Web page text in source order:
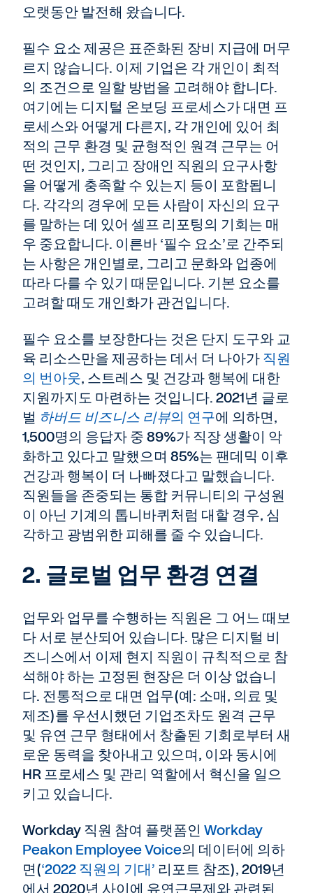
오랫동안 발전해 왔습니다.
필수 요소 제공은 표준화된 장비 지급에 머무
르지 않습니다. 이제 기업은 각 개인이 최적
의 조건으로 일할 방법을 고려해야 합니다.
여기에는 디지털 온보딩 프로세스가 대면 프
로세스와 어떻게 다른지, 각 개인에 있어 최
적의 근무 환경 및 균형적인 원격 근무는 어
떤 것인지, 그리고 장애인 직원의 요구사항
을 어떻게 충족할 수 있는지 등이 포함됩니
다. 각각의 경우에 모든 사람이 자신의 요구
를 말하는 데 있어 셀프 리포팅의 기회는 매
우 중요합니다. 이른바 ‘필수 요소’로 간주되
는 사항은 개인별로, 그리고 문화와 업종에
따라 다를 수 있기 때문입니다. 기본 요소를
고려할 때도 개인화가 관건입니다.
필수 요소를 보장한다는 것은 단지 도구와 교
육 리소스만을 제공하는 데서 더 나아가직원
의 번아웃, 스트레스 및 건강과 행복에 대한
지원까지도 마련하는 것입니다. 2021년 글로
벌 하버드 비즈니스 리뷰의 연구에 의하면,
1,500명의 응답자 중 89%가 직장 생활이 악
화하고 있다고 말했으며 85%는 팬데믹 이후
건강과 행복이 더 나빠졌다고 말했습니다.
직원들을 존중되는 통합 커뮤니티의 구성원
이 아닌 기계의 톱니바퀴처럼 대할 경우, 심
각하고 광범위한 피해를 줄 수 있습니다.
2. 글로벌 업무 환경 연결
업무와 업무를 수행하는 직원은 그 어느 때보
다 서로 분산되어 있습니다. 많은 디지털 비
즈니스에서 이제 현지 직원이 규칙적으로 참
석해야 하는 고정된 현장은 더 이상 없습니
다. 전통적으로 대면 업무(예: 소매, 의료 및
제조)를 우선시했던 기업조차도 원격 근무
및 유연 근무 형태에서 창출된 기회로부터 새
로운 동력을 찾아내고 있으며, 이와 동시에
HR 프로세스 및 관리 역할에서 혁신을 일으
키고 있습니다.
Workday 직원 참여 플랫폼인 Workday
Peakon Employee Voice의 데이터에 의하
면(‘2022 직원의 기대’ 리포트 참조), 2019년
에서 2020년 사이에 유연근무제와 관련된